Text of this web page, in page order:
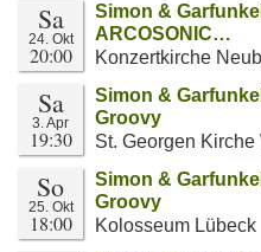
Sa
24. Okt
20:00
Simon &
ARCOSONIC…
Konzertkirche
Sa
3. Apr
19:30
Simon &
Groovy
St. Georgen Kirche
So
25. Okt
18:00
Simon &
Groovy
Kolosseum Lübeck